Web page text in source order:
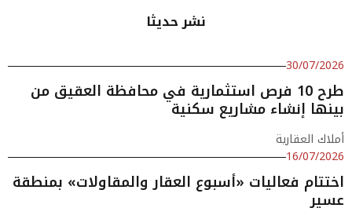
نشر حديثا
30/07/2026
طرح 10 فرص استثمارية في محافظة العقيق من
بينها إنشاء مشاريع سكنية
أملاك العقارية
16/07/2026
اختتام فعاليات «أسبوع العقار والمقاولات» بمنطقة
عسير